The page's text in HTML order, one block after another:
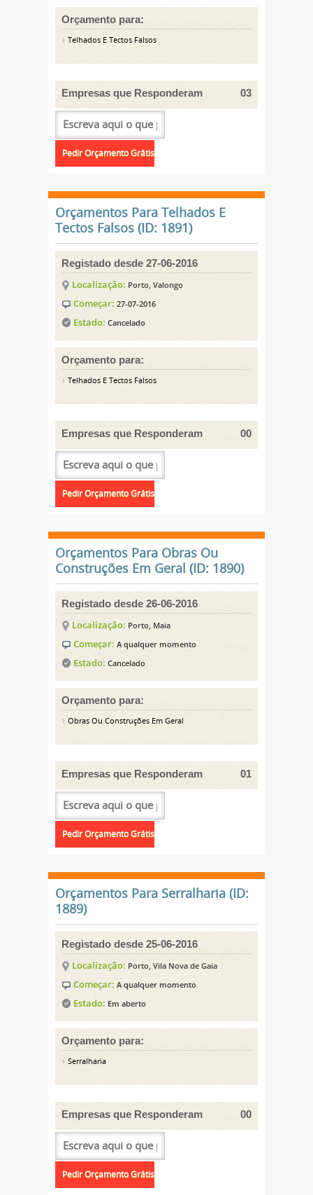
Orçamento para:
Telhados E Tectos Falsos
Empresas que Responderam 03
Orçamentos Para Telhados E
Tectos Falsos (ID: 1891)
Registado desde 27-06-2016
Localização: Porto, Valongo
Começar: 27-07-2016
Estado: Cancelado
Orçamento para:
Telhados E Tectos Falsos
Empresas que Responderam 00
Orçamentos Para Obras Ou
Construções Em Geral (ID: 1890)
Registado desde 26-06-2016
Localização: Porto, Maia
Começar: A qualquer momento
Estado: Cancelado
Orçamento para:
Obras Ou Construções Em Geral
Empresas que Responderam 01
Orçamentos Para Serralharia (ID:
1889)
Registado desde 25-06-2016
Localização: Porto, Vila Nova de Gaia
Começar: A qualquer momento
Estado: Em aberto
Orçamento para:
Serralharia
Empresas que Responderam 00